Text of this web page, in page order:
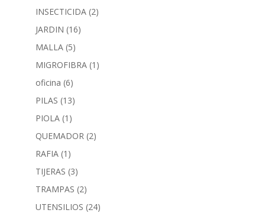
INSECTICIDA (2)
JARDIN (16)
MALLA (5)
MIGROFIBRA (1)
oficina (6)
PILAS (13)
PIOLA (1)
QUEMADOR (2)
RAFIA (1)
TIJERAS (3)
TRAMPAS (2)
UTENSILIOS (24)